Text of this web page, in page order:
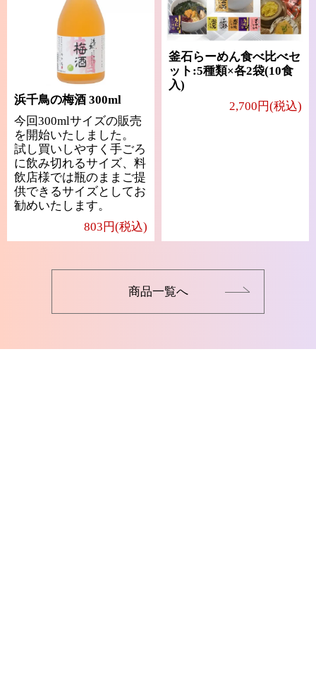
浜千鳥の梅酒 300ml
今回300mlサイズの販売
を開始いたしました。
試し買いしやすく手ごろ
に飲み切れるサイズ、料
飲店様では瓶のままご提
供できるサイズとしてお
勧めいたします。
803円(税込)
釜石らーめん食べ比べセ
ット:5種類×各2袋(10食
入)
2,700円(税込)
商品一覧へ